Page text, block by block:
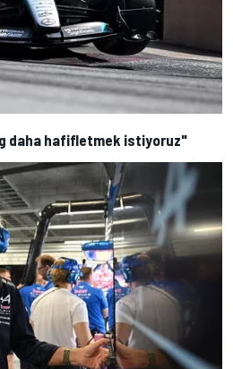
daha hafifletmek istiyoruz"